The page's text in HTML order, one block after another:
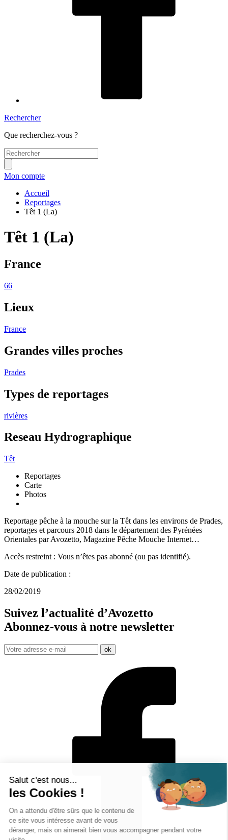
Rechercher
Que recherchez-vous ?
Mon compte
Accueil
Reportages
Têt 1 (La)
Têt 1 (La)
France
66
Lieux
France
Grandes villes proches
Prades
Types de reportages
rivières
Reseau Hydrographique
Têt
Reportages
Carte
Photos
Reportage pêche à la mouche sur la Têt dans les environs de Prades,
reportages et parcours 2018 dans le département des Pyrénées
Orientales par Avozetto, Magazine Pêche Mouche Internet…
Accès restreint : Vous n’êtes pas abonné (ou pas identifié).
Date de publication :
28/02/2019
Suivez l’actualité d’Avozetto
Abonnez-vous à notre newsletter